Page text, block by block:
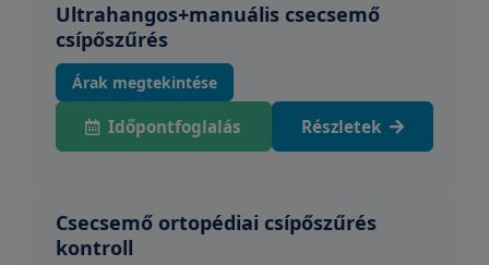
Ultrahangos+manuális csecsemő
csípőszűrés
Árak megtekintése
Időpontfoglalás Részletek
Csecsemő ortopédiai csípőszűrés
kontroll